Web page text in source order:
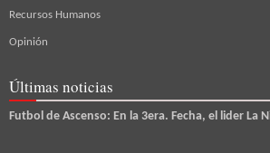
Recursos Humanos
Opinión
Últimas noticias
Futbol de Ascenso: En la 3era. Fecha, el lider La